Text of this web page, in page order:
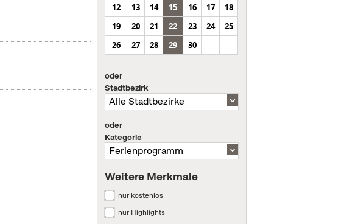
12
13 14 15 16 17
18
19
20 21 22 23 24
25
26
27 28 29 30
oder
Stadtbezirk
oder
Kategorie
Weitere Merkmale
nur kostenlos
nur Highlights